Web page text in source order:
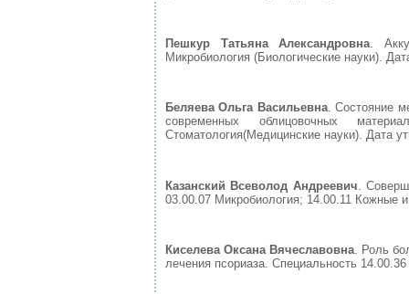
Пешкур Татьяна Александровна .
Микробиология (Биологические науки).
Беляева Ольга Васильевна. Состояние
современных облицовочных
Стоматология(Медицинские науки). Дата
Казанский Всеволод Андреевич .
03.00.07 Микробиология; 14.00.11 Кожные
Киселева Оксана Вячеславовна. Роль
лечения псориаза. Специальность